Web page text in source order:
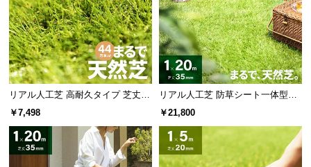
リアル人工芝 高耐久タイプ 芝丈35
mm 1×5m 防草シート付（自然な見
￥7,498
リアル人工芝 防草シート一体型タ
イプ 芝丈35mm 1×20m（自然な見
￥21,800